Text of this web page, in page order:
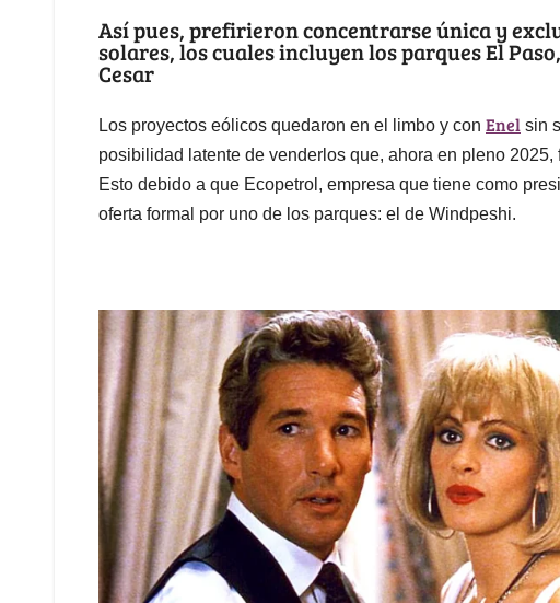
Así pues, prefirieron concentrarse única y
solares, los cuales incluyen los parques El
Cesar
Los proyectos eólicos quedaron en el limbo y con Enel sin
posibilidad latente de venderlos que, ahora en pleno
Esto debido a que Ecopetrol, empresa que tiene como
oferta formal por uno de los parques: el de Windpeshi.